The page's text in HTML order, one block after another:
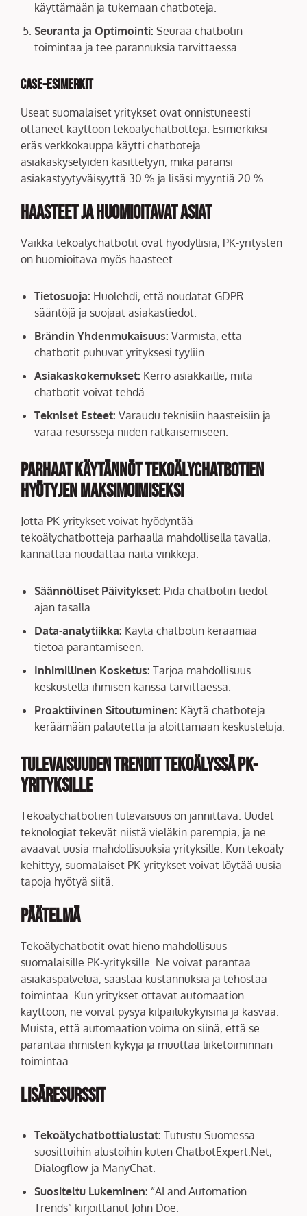
käyttämään ja tukemaan chatboteja.
Seuranta ja Optimointi: Seuraa chatbotin
toimintaa ja tee parannuksia tarvittaessa.
Case-esimerkit
Useat suomalaiset yritykset ovat onnistuneesti
ottaneet käyttöön tekoälychatbotteja. Esimerkiksi
eräs verkkokauppa käytti chatboteja
asiakaskyselyiden käsittelyyn, mikä paransi
asiakastyytyväisyyttä 30 % ja lisäsi myyntiä 20 %.
Haasteet ja Huomioitavat Asiat
Vaikka tekoälychatbotit ovat hyödyllisiä, PK-yritysten
on huomioitava myös haasteet.
Tietosuoja: Huolehdi, että noudatat GDPR-
sääntöjä ja suojaat asiakastiedot.
Brändin Yhdenmukaisuus: Varmista, että
chatbotit puhuvat yrityksesi tyyliin.
Asiakaskokemukset: Kerro asiakkaille, mitä
chatbotit voivat tehdä.
Tekniset Esteet: Varaudu teknisiin haasteisiin ja
varaa resursseja niiden ratkaisemiseen.
Parhaat Käytännöt Tekoälychatbotien
Hyötyjen Maksimoimiseksi
Jotta PK-yritykset voivat hyödyntää
tekoälychatbotteja parhaalla mahdollisella tavalla,
kannattaa noudattaa näitä vinkkejä:
Säännölliset Päivitykset: Pidä chatbotin tiedot
ajan tasalla.
Data-analytiikka: Käytä chatbotin keräämää
tietoa parantamiseen.
Inhimillinen Kosketus: Tarjoa mahdollisuus
keskustella ihmisen kanssa tarvittaessa.
Proaktiivinen Sitoutuminen: Käytä chatboteja
keräämään palautetta ja aloittamaan keskusteluja.
Tulevaisuuden Trendit Tekoälyssä PK-
yrityksille
Tekoälychatbotien tulevaisuus on jännittävä. Uudet
teknologiat tekevät niistä vieläkin parempia, ja ne
avaavat uusia mahdollisuuksia yrityksille. Kun tekoäly
kehittyy, suomalaiset PK-yritykset voivat löytää uusia
tapoja hyötyä siitä.
Päätelmä
Tekoälychatbotit ovat hieno mahdollisuus
suomalaisille PK-yrityksille. Ne voivat parantaa
asiakaspalvelua, säästää kustannuksia ja tehostaa
toimintaa. Kun yritykset ottavat automaation
käyttöön, ne voivat pysyä kilpailukykyisinä ja kasvaa.
Muista, että automaation voima on siinä, että se
parantaa ihmisten kykyjä ja muuttaa liiketoiminnan
toimintaa.
Lisäresurssit
Tekoälychatbottialustat: Tutustu Suomessa
suosittuihin alustoihin kuten ChatbotExpert.Net,
Dialogflow ja ManyChat.
Suositeltu Lukeminen: ”AI and Automation
Trends” kirjoittanut John Doe.